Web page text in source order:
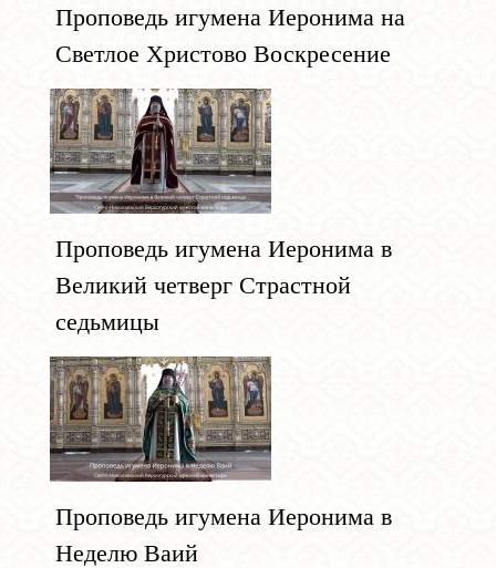
Проповедь игумена Иеронима на
Светлое Христово Воскресение
Проповедь игумена Иеронима в
Великий четверг Страстной
седьмицы
Проповедь игумена Иеронима в
Неделю Ваий